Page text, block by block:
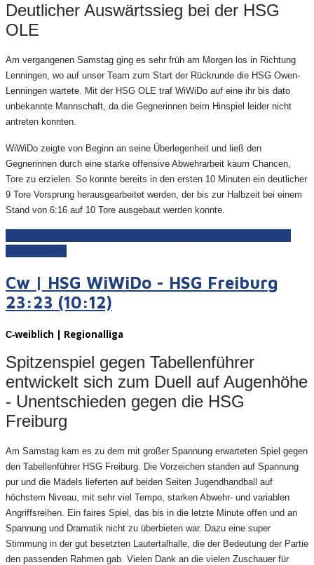
Deutlicher Auswärtssieg bei der HSG
OLE
Am vergangenen Samstag ging es sehr früh am Morgen los in Richtung
Lenningen, wo auf unser Team zum Start der Rückrunde die HSG Owen-
Lenningen wartete. Mit der HSG OLE traf WiWiDo auf eine ihr bis dato
unbekannte Mannschaft, da die Gegnerinnen beim Hinspiel leider nicht
antreten konnten.
WiWiDo zeigte von Beginn an seine Überlegenheit und ließ den
Gegnerinnen durch eine starke offensive Abwehrarbeit kaum Chancen,
Tore zu erzielen. So konnte bereits in den ersten 10 Minuten ein deutlicher
9 Tore Vorsprung herausgearbeitet werden, der bis zur Halbzeit bei einem
Stand von 6:16 auf 10 Tore ausgebaut werden konnte.
Cw | HSG WiWiDo - HSG Freiburg
23:23 (10:12)
C-weiblich | Regionalliga
Spitzenspiel gegen Tabellenführer
entwickelt sich zum Duell auf Augenhöhe
- Unentschieden gegen die HSG
Freiburg
Am Samstag kam es zu dem mit großer Spannung erwarteten Spiel gegen
den Tabellenführer HSG Freiburg. Die Vorzeichen standen auf Spannung
pur und die Mädels lieferten auf beiden Seiten Jugendhandball auf
höchstem Niveau, mit sehr viel Tempo, starken Abwehr- und variablen
Angriffsreihen. Ein faires Spiel, das bis in die letzte Minute offen und an
Spannung und Dramatik nicht zu überbieten war. Dazu eine super
Stimmung in der gut besetzten Lautertalhalle, die der Bedeutung der Partie
den passenden Rahmen gab. Vielen Dank an die vielen Zuschauer für